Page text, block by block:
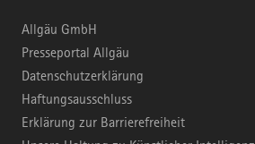
Allgäu GmbH
Presseportal Allgäu
Datenschutzerklärung
Haftungsausschluss
Erklärung zur Barrierefreiheit